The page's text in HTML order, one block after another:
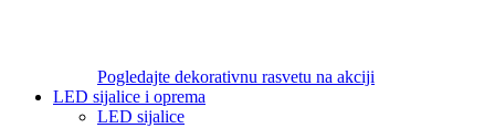
Pogledajte dekorativnu rasvetu na akciji
LED sijalice i oprema
LED sijalice